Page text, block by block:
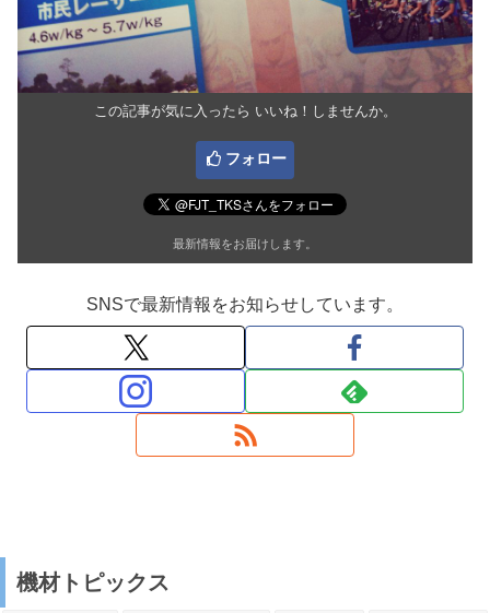
この記事が気に入ったら いいね！しませんか。
フォロー
最新情報をお届けします。
SNSで最新情報をお知らせしています。
機材トピックス